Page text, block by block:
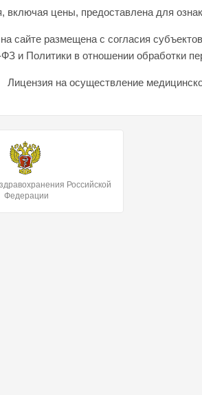
включая цены, предоставлена для
сайте размещена с согласия
ФЗ и Политики в отношении обработки
Лицензия на осуществление
Российской
Федерации